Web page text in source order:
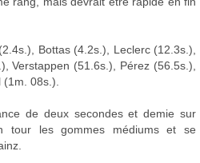
Bottas (4.2s.), Leclerc (12.3s.),
Verstappen (51.6s.), Pérez (56.5s.),
(1m. 08s.).
de deux secondes et demie sur
tour les gommes médiums et se